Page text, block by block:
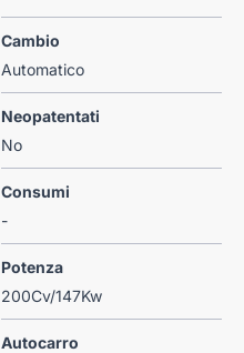
Cambio
Automatico
Neopatentati
No
Consumi
-
Potenza
200Cv/147Kw
Autocarro